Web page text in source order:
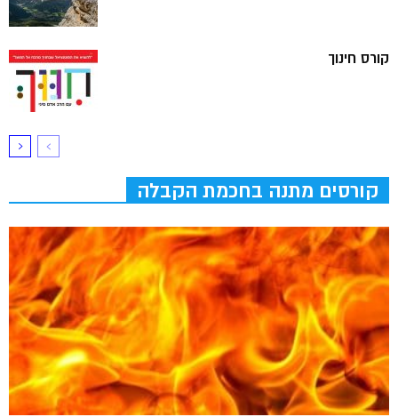
קורס חינוך
קורסים מתנה בחכמת הקבלה